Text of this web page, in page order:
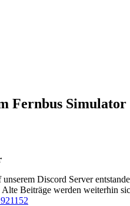
Fernbus Simulator
Discord Server
Beiträge werden weiterhin